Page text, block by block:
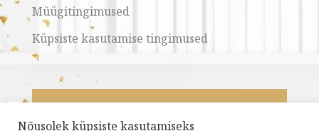
Müügitingimused
Küpsiste kasutamise tingimused
Nõusolek küpsiste kasutamiseks